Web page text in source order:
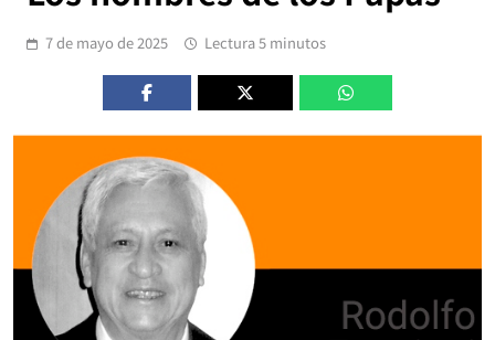
7 de mayo de 2025 Lectura 5 minutos